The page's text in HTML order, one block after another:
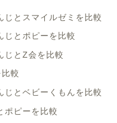
じとスマイルゼミを比較
じとポピーを比較
じとZ会を比較
較
じとベビーくもんを比較
ポピーを比較